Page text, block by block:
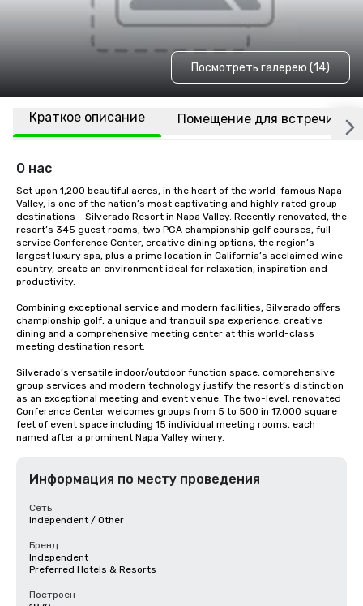
Посмотреть галерею (14)
Краткое описание Помещение для встречи
О нас
Set upon 1,200 beautiful acres, in the heart of the world-famous Napa
Valley, is one of the nation’s most captivating and highly rated group
destinations - Silverado Resort in Napa Valley. Recently renovated, the
resort’s 345 guest rooms, two PGA championship golf courses, full-
service Conference Center, creative dining options, the region’s
largest luxury spa, plus a prime location in California’s acclaimed wine
country, create an environment ideal for relaxation, inspiration and
productivity.
Combining exceptional service and modern facilities, Silverado offers
championship golf, a unique and tranquil spa experience, creative
dining and a comprehensive meeting center at this world-class
meeting destination resort.
Silverado’s versatile indoor/outdoor function space, comprehensive
group services and modern technology justify the resort’s distinction
as an exceptional meeting and event venue. The two-level, renovated
Conference Center welcomes groups from 5 to 500 in 17,000 square
feet of event space including 15 individual meeting rooms, each
named after a prominent Napa Valley winery.
Информация по месту проведения
Сеть
Independent / Other
Бренд
Independent
Preferred Hotels & Resorts
Построен